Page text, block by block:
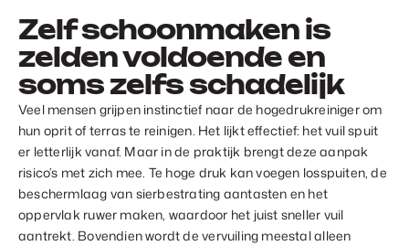
Zelf schoonmaken is
zelden voldoende en
soms zelfs schadelijk
Veel mensen grijpen instinctief naar de hogedrukreiniger om
hun oprit of terras te reinigen. Het lijkt effectief: het vuil spuit
er letterlijk vanaf. Maar in de praktijk brengt deze aanpak
risico’s met zich mee. Te hoge druk kan voegen losspuiten, de
beschermlaag van sierbestrating aantasten en het
oppervlak ruwer maken, waardoor het juist sneller vuil
aantrekt. Bovendien wordt de vervuiling meestal alleen